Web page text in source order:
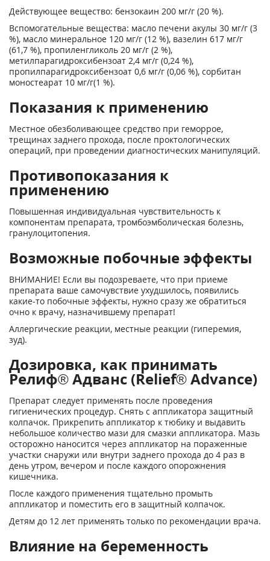
Действующее вещество: бензокаин 200 мг/г (20 %).
Вспомогательные вещества: масло печени акулы 30 мг/г (3
%), масло минеральное 120 мг/г (12 %), вазелин 617 мг/г
(61,7 %), пропиленгликоль 20 мг/г (2 %),
метилпарагидроксибензоат 2,4 мг/г (0,24 %),
пропилпарагидроксибензоат 0,6 мг/г (0,06 %), сорбитан
моностеарат 10 мг/г(1 %).
Показания к применению
Местное обезболивающее средство при геморрое,
трещинах заднего прохода, после проктологических
операций, при проведении диагностических манипуляций.
Противопоказания к
применению
Повышенная индивидуальная чувствительность к
компонентам препарата, тромбоэмболическая болезнь,
гранулоцитопения.
Возможные побочные эффекты
ВНИМАНИЕ! Если вы подозреваете, что при приеме
препарата ваше самочувствие ухудшилось, появились
какие-то побочные эффекты, нужно сразу же обратиться
очно к врачу, назначившему препарат!
Аллергические реакции, местные реакции (гиперемия,
зуд).
Дозировка, как принимать
Релиф® Адванс (Relief® Advance)
Препарат следует применять после проведения
гигиенических процедур. Снять с аппликатора защитный
колпачок. Прикрепить аппликатор к тюбику и выдавить
небольшое количество мази для смазки аппликатора. Мазь
осторожно наносится через аппликатор на пораженные
участки снаружи или внутри заднего прохода до 4 раз в
день утром, вечером и после каждого опорожнения
кишечника.
После каждого применения тщательно промыть
аппликатор и поместить его в защитный колпачок.
Детям до 12 лет применять только по рекомендации врача.
Влияние на беременность